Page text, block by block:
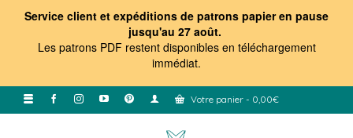
Service client et expéditions de patrons papier en pause
jusqu'au 27 août.
Les patrons PDF restent disponibles en téléchargement
immédiat.
Votre panier - 0,00€